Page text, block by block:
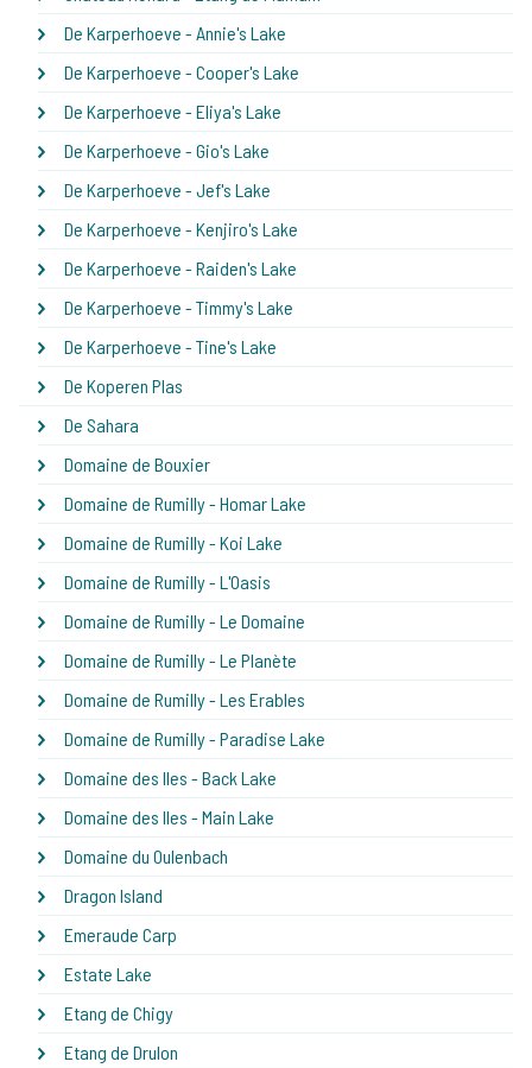
De Karperhoeve - Annie's Lake
De Karperhoeve - Cooper's Lake
De Karperhoeve - Eliya's Lake
De Karperhoeve - Gio's Lake
De Karperhoeve - Jef's Lake
De Karperhoeve - Kenjiro's Lake
De Karperhoeve - Raiden's Lake
De Karperhoeve - Timmy's Lake
De Karperhoeve - Tine's Lake
De Koperen Plas
De Sahara
Domaine de Bouxier
Domaine de Rumilly - Homar Lake
Domaine de Rumilly - Koi Lake
Domaine de Rumilly - L'Oasis
Domaine de Rumilly - Le Domaine
Domaine de Rumilly - Le Planète
Domaine de Rumilly - Les Erables
Domaine de Rumilly - Paradise Lake
Domaine des Iles - Back Lake
Domaine des Iles - Main Lake
Domaine du Oulenbach
Dragon Island
Emeraude Carp
Estate Lake
Etang de Chigy
Etang de Drulon